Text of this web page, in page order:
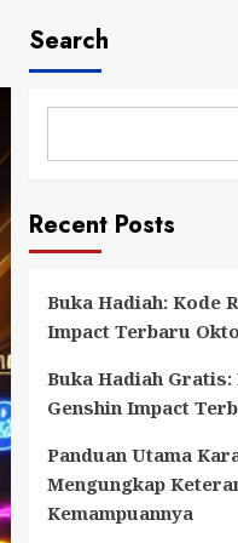
Search
Recent Posts
Buka Hadiah: Kode
Impact Terbaru
Buka Hadiah Gratis:
Genshin Impact
Panduan Utama
Mengungkap
Kemampuannya